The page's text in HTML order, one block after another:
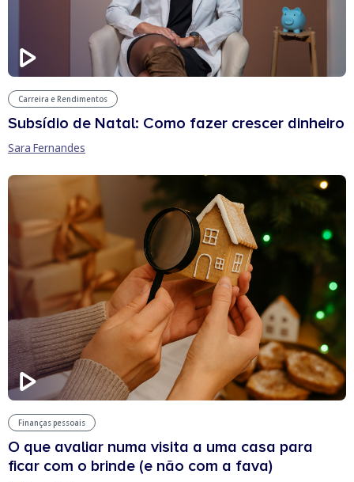
Carreira e Rendimentos
Subsídio de Natal: Como fazer crescer dinheiro
Sara Fernandes
Finanças pessoais
O que avaliar numa visita a uma casa para
ficar com o brinde (e não com a fava)